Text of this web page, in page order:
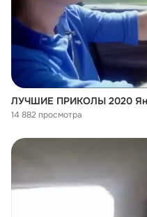
14 882 просмотра